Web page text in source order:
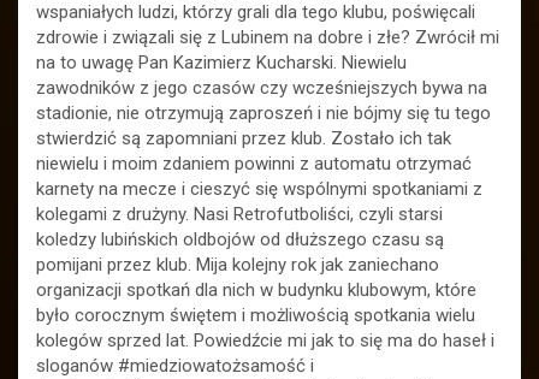
wspaniałych ludzi, którzy grali dla tego klubu, poświęcali
zdrowie i związali się z Lubinem na dobre i złe? Zwrócił mi
na to uwagę Pan Kazimierz Kucharski. Niewielu
zawodników z jego czasów czy wcześniejszych bywa na
stadionie, nie otrzymują zaproszeń i nie bójmy się tu tego
stwierdzić są zapomniani przez klub. Zostało ich tak
niewielu i moim zdaniem powinni z automatu otrzymać
karnety na mecze i cieszyć się wspólnymi spotkaniami z
kolegami z drużyny. Nasi Retrofutboliści, czyli starsi
koledzy lubińskich oldbojów od dłuższego czasu są
pomijani przez klub. Mija kolejny rok jak zaniechano
organizacji spotkań dla nich w budynku klubowym, które
było corocznym świętem i możliwością spotkania wielu
kolegów sprzed lat. Powiedźcie mi jak to się ma do haseł i
sloganów #miedziowatożsamość i